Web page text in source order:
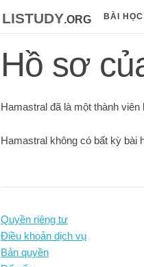
listudy.org BÀI HỌC
Hồ sơ
Hamastral đã là một thành
Hamastral không có bất kỳ bài
Quyền riêng tư
Điều khoản dịch vụ
Bản quyền